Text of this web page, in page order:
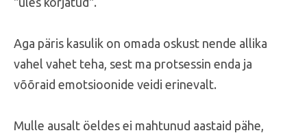
Aga päris kasulik on omada oskust nende allika
vahel vahet teha, sest ma protsessin enda ja
võõraid emotsioonide veidi erinevalt.
Mulle ausalt öeldes ei mahtunud aastaid pähe,